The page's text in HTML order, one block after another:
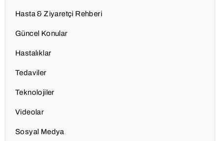
Hasta & Ziyaretçi Rehberi
Güncel Konular
Hastalıklar
Tedaviler
Teknolojiler
Videolar
Sosyal Medya